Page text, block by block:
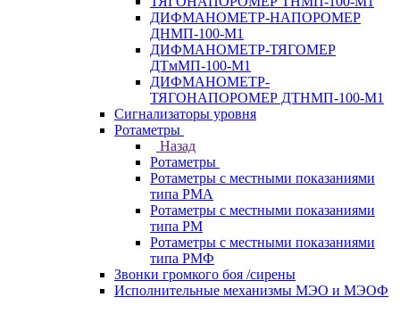
ДИФМАНОМЕТР-НАПОРОМЕР
ДНМП-100-М1
ДИФМАНОМЕТР-ТЯГОМЕР
ДТмМП-100-М1
ДИФМАНОМЕТР-
ТЯГОНАПОРОМЕР ДТНМП-100-М1
Сигнализаторы уровня
Ротаметры
Назад
Ротаметры
Ротаметры с местными показаниями
типа РМА
Ротаметры с местными показаниями
типа РМ
Ротаметры с местными показаниями
типа РМФ
Звонки громкого боя /сирены
Исполнительные механизмы МЭО и МЭОФ